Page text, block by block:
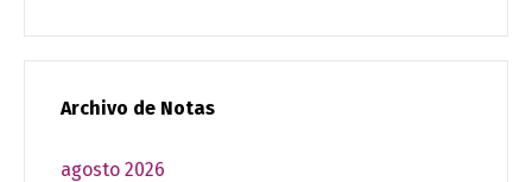
Archivo de Notas
agosto 2026